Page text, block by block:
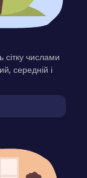
сітку числами
середній і